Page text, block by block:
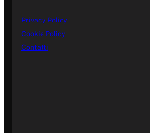
Privacy Policy
Cookie Policy
Contatti